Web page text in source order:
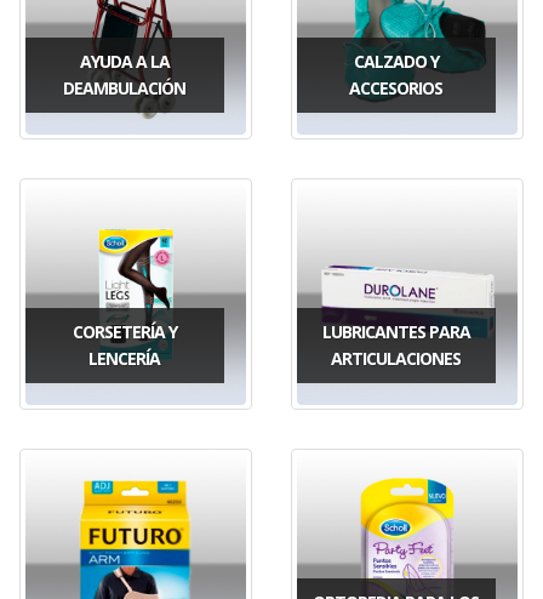
AYUDA A LA
DEAMBULACIÓN
CALZADO Y
ACCESORIOS
CORSETERÍA Y
LENCERÍA
LUBRICANTES PARA
ARTICULACIONES